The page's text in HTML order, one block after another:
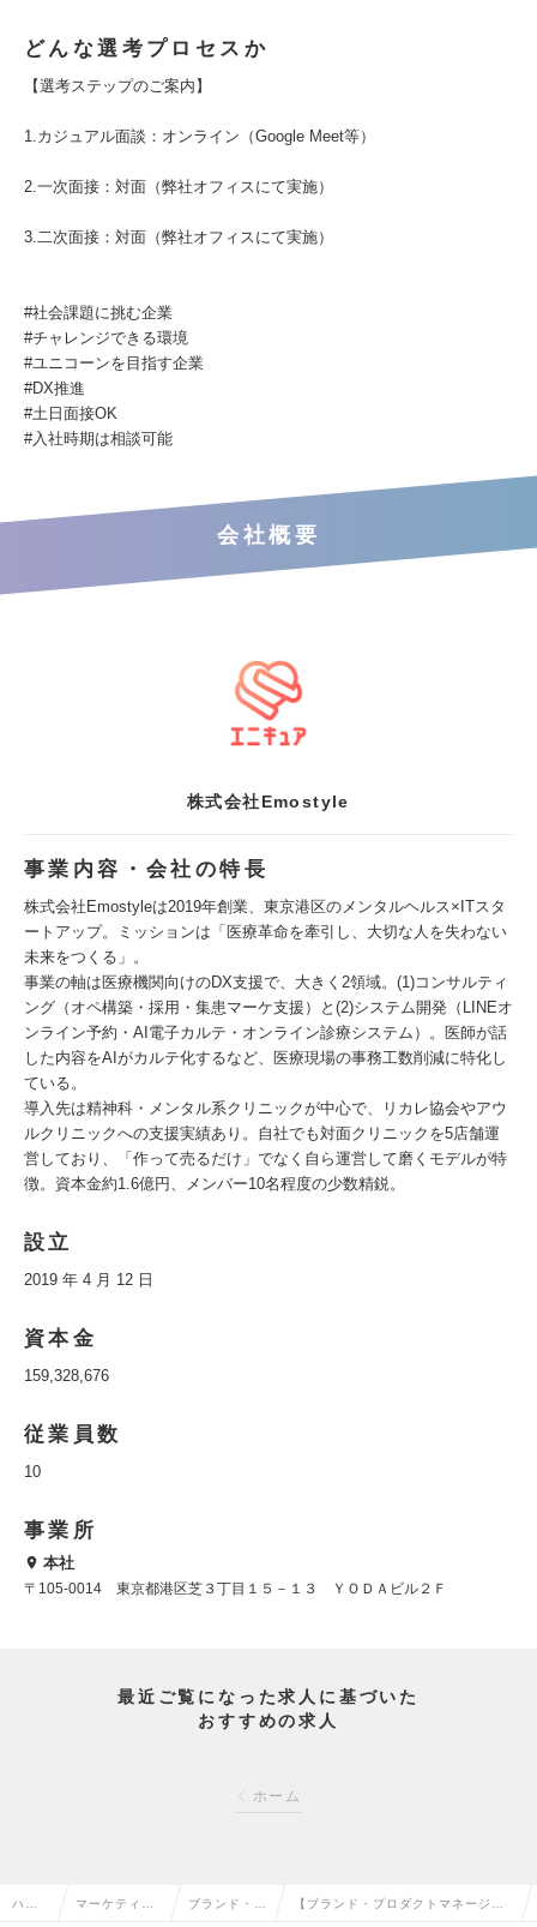
どんな選考プロセスか
【選考ステップのご案内】
1.カジュアル面談：オンライン（Google Meet等）
2.一次面接：対面（弊社オフィスにて実施）
3.二次面接：対面（弊社オフィスにて実施）
#社会課題に挑む企業
#チャレンジできる環境
#ユニコーンを目指す企業
#DX推進
#土日面接OK
#入社時期は相談可能
会社概要
株式会社Emostyle
事業内容・会社の特長
株式会社Emostyleは2019年創業、東京港区のメンタルヘルス×ITスタ
ートアップ。ミッションは「医療革命を牽引し、大切な人を失わない
未来をつくる」。
事業の軸は医療機関向けのDX支援で、大きく2領域。(1)コンサルティ
ング（オペ構築・採用・集患マーケ支援）と(2)システム開発（LINEオ
ンライン予約・AI電子カルテ・オンライン診療システム）。医師が話
した内容をAIがカルテ化するなど、医療現場の事務工数削減に特化し
ている。
導入先は精神科・メンタル系クリニックが中心で、リカレ協会やアウ
ルクリニックへの支援実績あり。自社でも対面クリニックを5店舗運
営しており、「作って売るだけ」でなく自ら運営して磨くモデルが特
徴。資本金約1.6億円、メンバー10名程度の少数精鋭。
設立
2019 年 4 月 12 日
資本金
159,328,676
従業員数
10
事業所
本社
〒105-0014 東京都港区芝３丁目１５－１３ ＹＯＤＡビル２Ｆ
最近ご覧になった求人に基づいた
おすすめの求人
ホーム
ハイ マーケティン ブランド・プ 【ブランド・プロダクトマネージャ